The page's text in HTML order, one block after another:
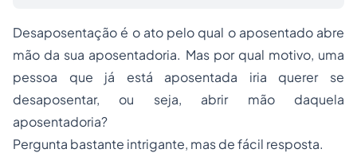
Desaposentação é o ato pelo qual o aposentado abre
mão da sua aposentadoria. Mas por qual motivo, uma
pessoa que já está aposentada iria querer se
desaposentar, ou seja, abrir mão daquela
aposentadoria?
Pergunta bastante intrigante, mas de fácil resposta.